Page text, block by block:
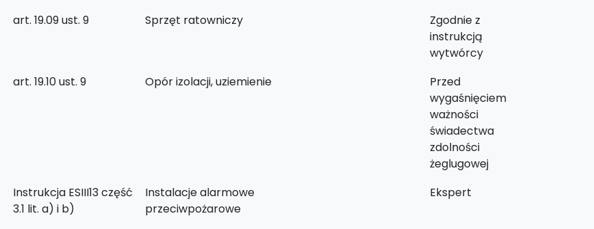
art. 19.09 ust. 9
Sprzęt ratowniczy
Zgodnie z
instrukcją
wytwórcy
art. 19.10 ust. 9
Opór izolacji, uziemienie
Przed
wygaśnięciem
ważności
świadectwa
zdolności
żeglugowej
Instrukcja ESIII13 część
3.1 lit. a) i b)
Instalacje alarmowe
przeciwpożarowe
Ekspert